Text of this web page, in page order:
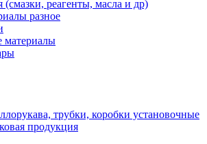
(смазки, реагенты, масла и др)
разное
материалы
трубки, коробки установочные
продукция